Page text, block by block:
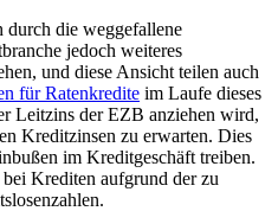
durch die weggefallene
jedoch weiteres
und diese Ansicht teilen auch
für Ratenkredite im Laufe dieses
Leitzins der EZB anziehen wird,
Kreditzinsen zu erwarten. Dies
im Kreditgeschäft treiben.
Krediten aufgrund der zu